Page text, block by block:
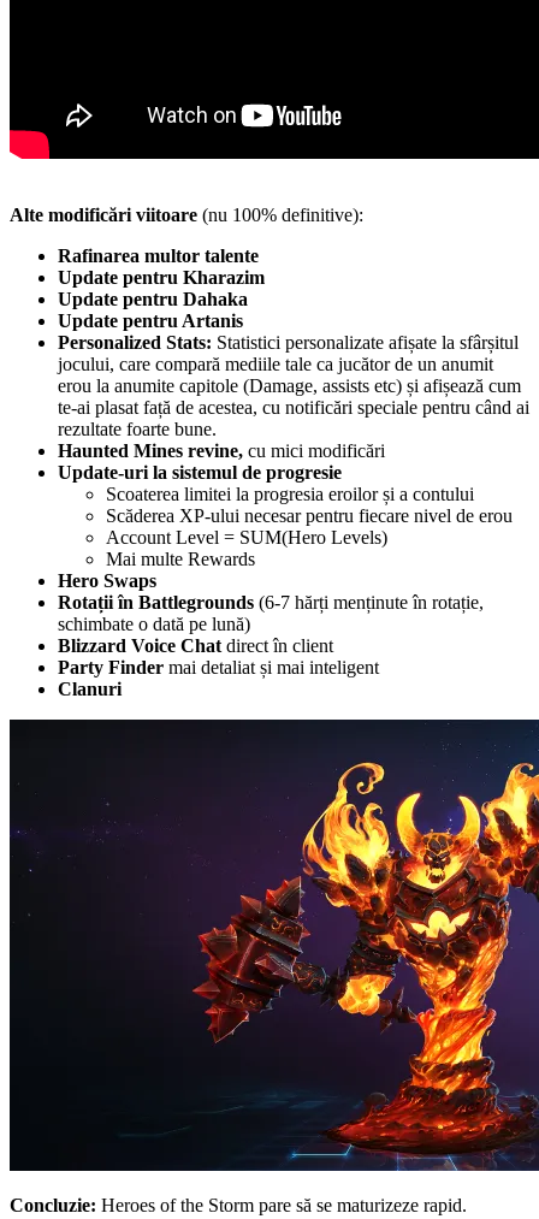
Alte modificări viitoare (nu 100% definitive):
Rafinarea multor talente
Update pentru Kharazim
Update pentru Dahaka
Update pentru Artanis
Personalized Stats: Statistici personalizate afișate la sfârșitul
jocului, care compară mediile tale ca jucător de un anumit
erou la anumite capitole (Damage, assists etc) și afișează cum
te-ai plasat față de acestea, cu notificări speciale pentru când ai
rezultate foarte bune.
Haunted Mines revine, cu mici modificări
Update-uri la sistemul de progresie
Scoaterea limitei la progresia eroilor și a contului
Scăderea XP-ului necesar pentru fiecare nivel de erou
Account Level = SUM(Hero Levels)
Mai multe Rewards
Hero Swaps
Rotații în Battlegrounds (6-7 hărți menținute în rotație,
schimbate o dată pe lună)
Blizzard Voice Chat direct în client
Party Finder mai detaliat și mai inteligent
Clanuri
Concluzie: Heroes of the Storm pare să se maturizeze rapid.